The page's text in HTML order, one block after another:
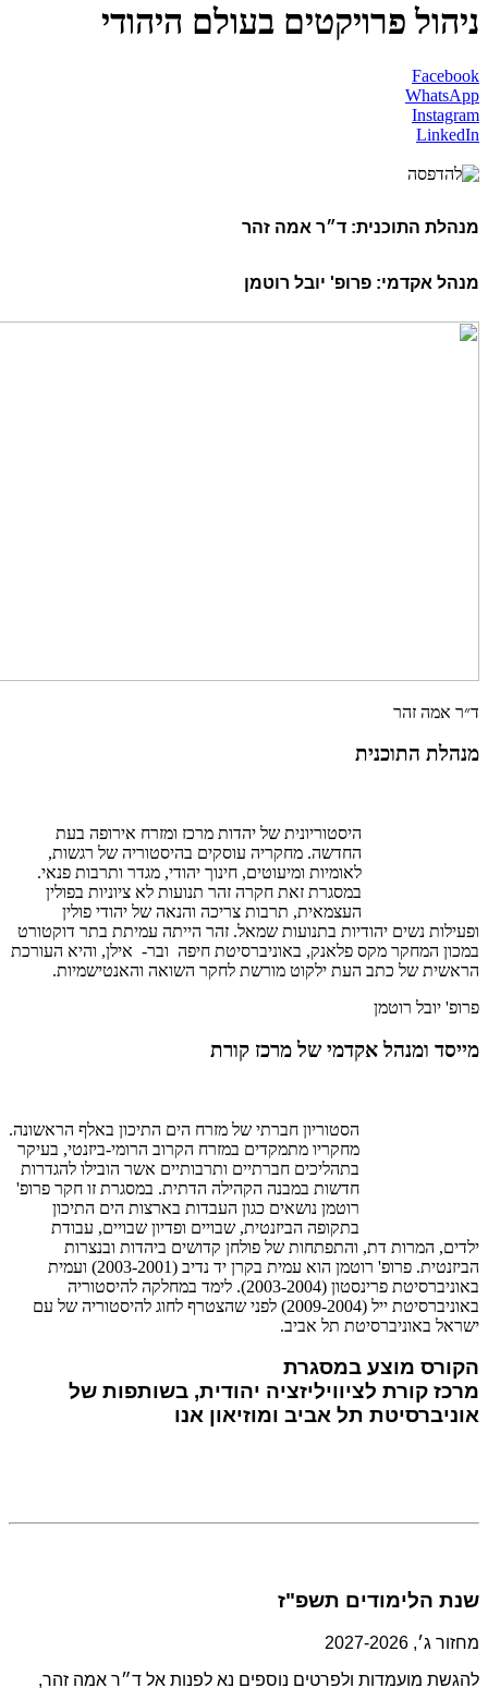
ניהול פרויקטים בעולם היהודי
Facebook
WhatsApp
Instagram
LinkedIn
מנהלת התוכנית: ד״ר אמה זהר
מנהל אקדמי: פרופ' יובל רוטמן
ד״ר אמה זהר
מנהלת התוכנית
היסטוריונית של יהדות מרכז ומזרח אירופה בעת
החדשה. מחקריה עוסקים בהיסטוריה של רגשות,
לאומיות ומיעוטים, חינוך יהודי, מגדר ותרבות פנאי.
במסגרת זאת חקרה זהר תנועות לא ציוניות בפולין
העצמאית, תרבות צריכה והנאה של יהודי פולין
ופעילות נשים יהודיות בתנועות שמאל. זהר הייתה עמיתת בתר דוקטורט
במכון המחקר מקס פלאנק, באוניברסיטת חיפה ובר- אילן, והיא העורכת
הראשית של כתב העת ילקוט מורשת לחקר השואה והאנטישמיות.
פרופ' יובל רוטמן
מייסד ומנהל אקדמי של מרכז קורת
הסטוריון חברתי של מזרח הים התיכון באלף הראשונה.
מחקריו מתמקדים במזרח הקרוב הרומי-ביזנטי, בעיקר
בתהליכים חברתיים ותרבותיים אשר הובילו להגדרות
חדשות במבנה הקהילה הדתית. במסגרת זו חקר פרופ'
רוטמן נושאים כגון העבדות בארצות הים התיכון
בתקופה הביזנטית, שבויים ופדיון שבויים, עבודת
ילדים, המרות דת, והתפתחות של פולחן קדושים ביהדות ובנצרות
הביזנטית. פרופ' רוטמן הוא עמית בקרן יד נדיב (2003-2001) ועמית
באוניברסיטת פרינסטון (2003-2004). לימד במחלקה להיסטוריה
באוניברסיטת ייל (2009-2004) לפני שהצטרף לחוג להיסטוריה של עם
ישראל באוניברסיטת תל אביב.
הקורס מוצע במסגרת
מרכז קורת לציוויליזציה יהודית, בשותפות של
אוניברסיטת תל אביב ומוזיאון אנו
שנת הלימודים תשפ"ז
מחזור ג׳, 2027-2026
להגשת מועמדות ולפרטים נוספים נא לפנות אל ד״ר אמה זהר,